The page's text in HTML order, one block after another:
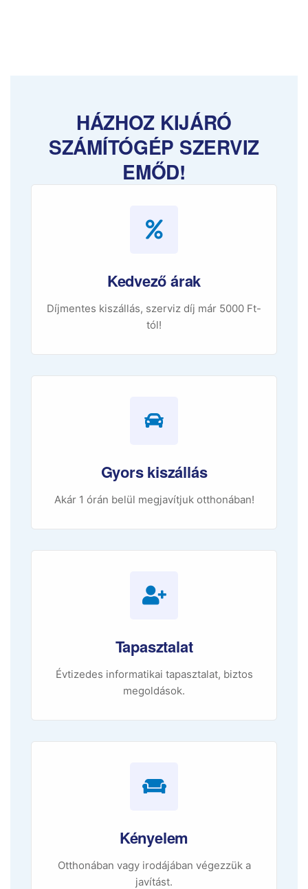
HÁZHOZ KIJÁRÓ
SZÁMÍTÓGÉP SZERVIZ
EMŐD!
Kedvező árak
Díjmentes kiszállás, szerviz díj már 5000 Ft-
tól!
Gyors kiszállás
Akár 1 órán belül megjavítjuk otthonában!
Tapasztalat
Évtizedes informatikai tapasztalat, biztos
megoldások.
Kényelem
Otthonában vagy irodájában végezzük a
javítást.